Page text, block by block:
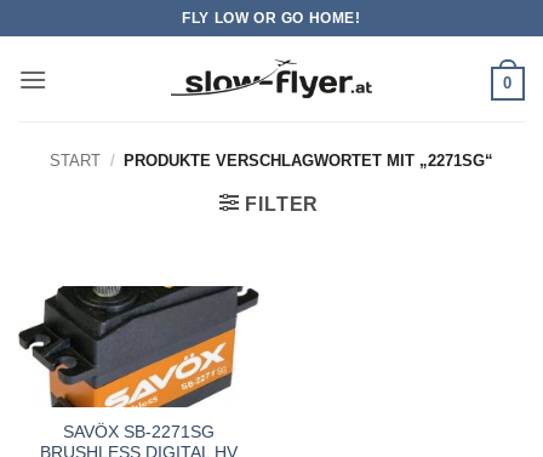
springen
FLY LOW OR GO HOME!
0
START / PRODUKTE VERSCHLAGWORTET MIT „2271SG“
FILTER
SAVÖX SB-2271SG
BRUSHLESS DIGITAL HV